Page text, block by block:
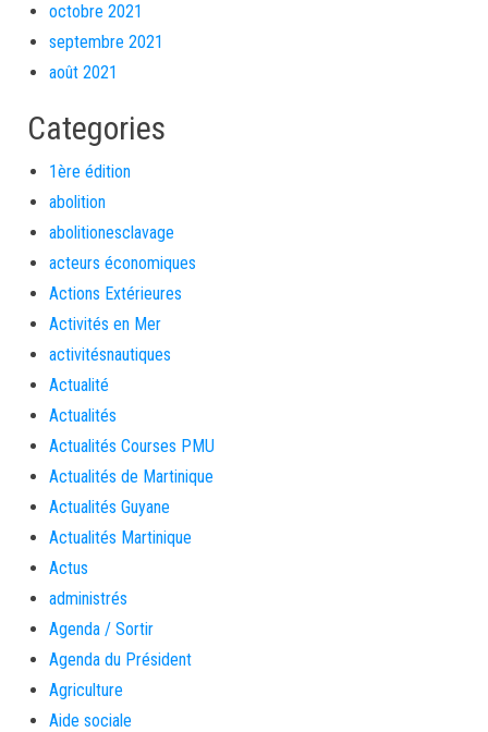
octobre 2021
septembre 2021
août 2021
Categories
1ère édition
abolition
abolitionesclavage
acteurs économiques
Actions Extérieures
Activités en Mer
activitésnautiques
Actualité
Actualités
Actualités Courses PMU
Actualités de Martinique
Actualités Guyane
Actualités Martinique
Actus
administrés
Agenda / Sortir
Agenda du Président
Agriculture
Aide sociale